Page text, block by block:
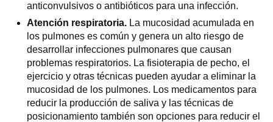
anticonvulsivos o antibióticos para una infección.
Atención respiratoria. La mucosidad acumulada en
los pulmones es común y genera un alto riesgo de
desarrollar infecciones pulmonares que causan
problemas respiratorios. La fisioterapia de pecho, el
ejercicio y otras técnicas pueden ayudar a eliminar la
mucosidad de los pulmones. Los medicamentos para
reducir la producción de saliva y las técnicas de
posicionamiento también son opciones para reducir el